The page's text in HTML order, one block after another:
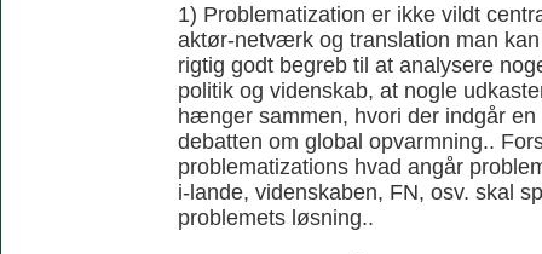
1) Problematization er ikke vildt
aktør-netværk og translation man
rigtig godt begreb til at analysere
politik og videnskab, at nogle
hænger sammen, hvori der indgår
debatten om global opvarmning..
problematizations hvad angår
i-lande, videnskaben, FN, osv. skal
problemets løsning..